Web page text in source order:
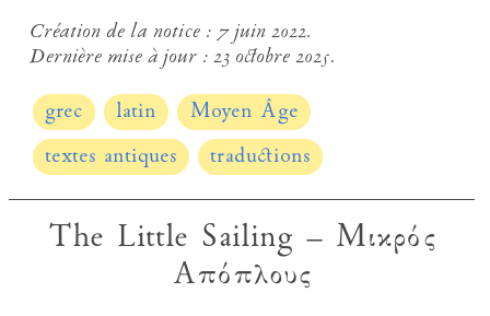
Création de la notice : 7 juin 2022.
Dernière mise à jour :23 octobre 2025.
grec latin
Moyen Âge
textes antiques
traductions
The Little Sailing – Μικρός
Απόπλους